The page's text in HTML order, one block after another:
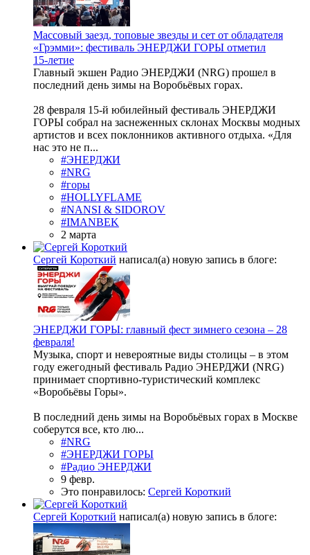
Массовый заезд, топовые звезды и сет от обладателя
«Грэмми»: фестиваль ЭНЕРДЖИ ГОРЫ отметил
15‑летие
Главный экшен Радио ЭНЕРДЖИ (NRG) прошел в
последний день зимы на Воробьёвых горах.
28 февраля 15-й юбилейный фестиваль ЭНЕРДЖИ
ГОРЫ собрал на заснеженных склонах Москвы модных
артистов и всех поклонников активного отдыха. «Для
нас это не п...
#ЭНЕРДЖИ
#NRG
#горы
#HOLLYFLAME
#NANSI & SIDOROV
#IMANBEK
2 марта
Сергей Короткий написал(а) новую запись в блоге:
ЭНЕРДЖИ ГОРЫ: главный фест зимнего сезона – 28
февраля!
Музыка, спорт и невероятные виды столицы – в этом
году ежегодный фестиваль Радио ЭНЕРДЖИ (NRG)
принимает спортивно-туристический комплекс
«Воробьёвы Горы».
В последний день зимы на Воробьёвых горах в Москве
соберутся все, кто лю...
#NRG
#ЭНЕРДЖИ ГОРЫ
#Радио ЭНЕРДЖИ
9 февр.
Это понравилось: Сергей Короткий
Сергей Короткий написал(а) новую запись в блоге: